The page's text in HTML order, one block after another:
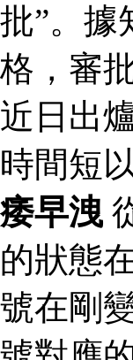
批”。據
格，審
近日出
時間短
痿早洩
的狀態
號在剛